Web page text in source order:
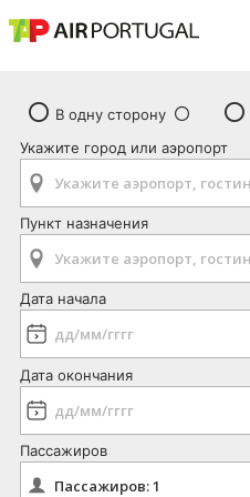
В одну сторону
Укажите город или аэропорт
Пункт назначения
Дата начала
Дата окончания
Пассажиров